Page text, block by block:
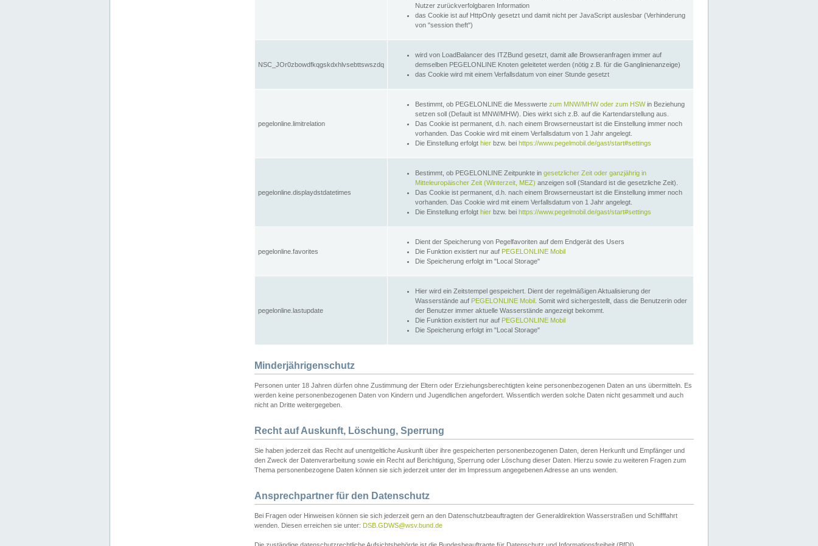
Nutzer zurückverfolgbaren Information
das Cookie ist auf HttpOnly gesetzt und damit nicht per JavaScript auslesbar (Verhinderung
von "session theft")
NSC_JOr0zbowdfkqgskdxhlvsebttswszdq
wird von LoadBalancer des ITZBund gesetzt, damit alle Browseranfragen immer auf
demselben PEGELONLINE Knoten geleitetet werden (nötig z.B. für die Ganglinienanzeige)
das Cookie wird mit einem Verfallsdatum von einer Stunde gesetzt
pegelonline.limitrelation
Bestimmt, ob PEGELONLINE die Messwerte zum MNW/MHW oder zum HSWin Beziehung
setzen soll (Default ist MNW/MHW). Dies wirkt sich z.B. auf die Kartendarstellung aus.
Das Cookie ist permanent, d.h. nach einem Browserneustart ist die Einstellung immer noch
vorhanden. Das Cookie wird mit einem Verfallsdatum von 1 Jahr angelegt.
Die Einstellung erfolgt hier bzw. bei https://www.pegelmobil.de/gast/start#settings
pegelonline.displaydstdatetimes
Bestimmt, ob PEGELONLINE Zeitpunkte in gesetzlicher Zeit oder ganzjährig in
Mitteleuropäischer Zeit (Winterzeit, MEZ) anzeigen soll (Standard ist die gesetzliche Zeit).
Das Cookie ist permanent, d.h. nach einem Browserneustart ist die Einstellung immer noch
vorhanden. Das Cookie wird mit einem Verfallsdatum von 1 Jahr angelegt.
Die Einstellung erfolgt hier bzw. bei https://www.pegelmobil.de/gast/start#settings
pegelonline.favorites
Dient der Speicherung von Pegelfavoriten auf dem Endgerät des Users
Die Funktion existiert nur auf PEGELONLINE Mobil
Die Speicherung erfolgt im "Local Storage"
pegelonline.lastupdate
Hier wird ein Zeitstempel gespeichert. Dient der regelmäßigen Aktualisierung der
Wasserstände auf PEGELONLINE Mobil . Somit wird sichergestellt, dass die Benutzerin oder
der Benutzer immer aktuelle Wasserstände angezeigt bekommt.
Die Funktion existiert nur auf PEGELONLINE Mobil
Die Speicherung erfolgt im "Local Storage"
Minderjährigenschutz
Personen unter 18 Jahren dürfen ohne Zustimmung der Eltern oder Erziehungsberechtigten keine personenbezogenen Daten an uns übermitteln. Es
werden keine personenbezogenen Daten von Kindern und Jugendlichen angefordert. Wissentlich werden solche Daten nicht gesammelt und auch
nicht an Dritte weitergegeben.
Recht auf Auskunft, Löschung, Sperrung
Sie haben jederzeit das Recht auf unentgeltliche Auskunft über ihre gespeicherten personenbezogenen Daten, deren Herkunft und Empfänger und
den Zweck der Datenverarbeitung sowie ein Recht auf Berichtigung, Sperrung oder Löschung dieser Daten. Hierzu sowie zu weiteren Fragen zum
Thema personenbezogene Daten können sie sich jederzeit unter der im Impressum angegebenen Adresse an uns wenden.
Ansprechpartner für den Datenschutz
Bei Fragen oder Hinweisen können sie sich jederzeit gern an den Datenschutzbeauftragten der Generaldirektion Wasserstraßen und Schifffahrt
wenden. Diesen erreichen sie unter: DSB.GDWS@wsv.bund.de